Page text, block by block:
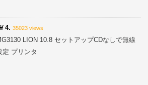
4.35023 views
LION 10.8 セットアップCDなしで無線
定 プリンタ